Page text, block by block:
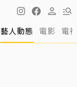
藝人動態 電影 電